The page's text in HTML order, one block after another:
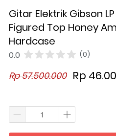
Gitar Elektrik Gibson
Figured Top Honey
Hardcase
0.0 (0)
Rp 57.500.000 Rp